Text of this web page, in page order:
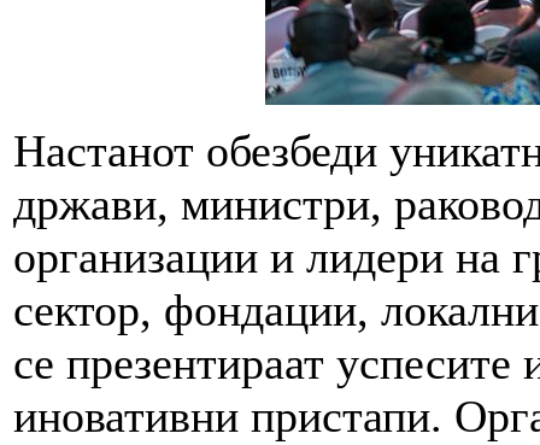
Настанот обезбеди
држави, министри,
организации и лидери на
сектор, фондации,
се презентираат
иновативни пристапи.